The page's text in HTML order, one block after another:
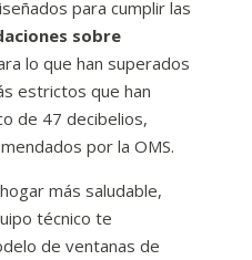
para cumplir las
sobre
lo que han superados
estrictos que han
de 47 decibelios,
por la OMS.
más saludable,
técnico te
de ventanas de